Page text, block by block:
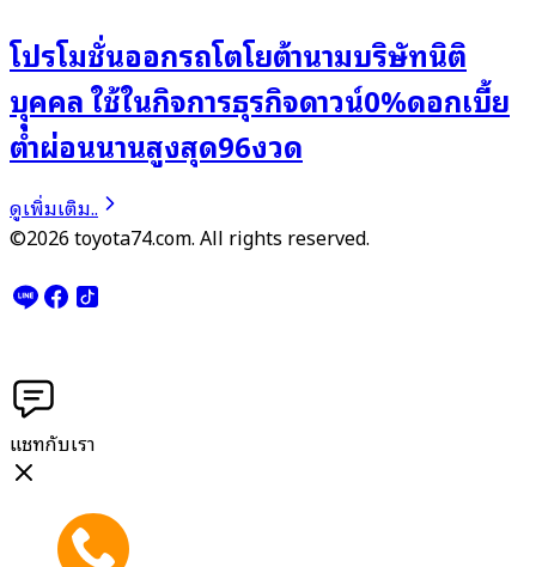
โปรโมชั่นออกรถโตโยต้านามบริษัทนิติ
บุุคคล ใช้ในกิจการธุรกิจดาวน์0%ดอกเบี้ย
ต่ำผ่อนนานสูงสุด96งวด
ดูเพิ่มเติม..
©2026 toyota74.com. All rights reserved.
แชทกับเรา